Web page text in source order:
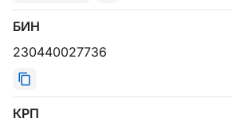
БИН
230440027736
КРП